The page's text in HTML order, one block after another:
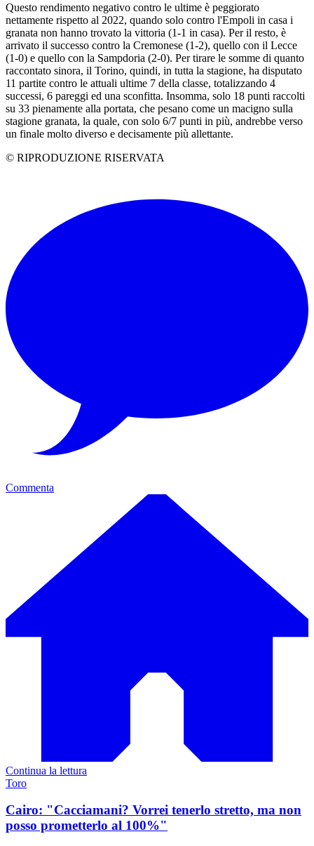
Questo rendimento negativo contro le ultime è peggiorato
nettamente rispetto al 2022, quando solo contro l'Empoli in casa i
granata non hanno trovato la vittoria (1-1 in casa). Per il resto, è
arrivato il successo contro la Cremonese (1-2), quello con il Lecce
(1-0) e quello con la Sampdoria (2-0). Per tirare le somme di quanto
raccontato sinora, il Torino, quindi, in tutta la stagione, ha disputato
11 partite contro le attuali ultime 7 della classe, totalizzando 4
successi, 6 pareggi ed una sconfitta. Insomma, solo 18 punti raccolti
su 33 pienamente alla portata, che pesano come un macigno sulla
stagione granata, la quale, con solo 6/7 punti in più, andrebbe verso
un finale molto diverso e decisamente più allettante.
© RIPRODUZIONE RISERVATA
Commenta
Continua la lettura
Toro
Cairo: "Cacciamani? Vorrei tenerlo stretto, ma non
posso prometterlo al 100%"